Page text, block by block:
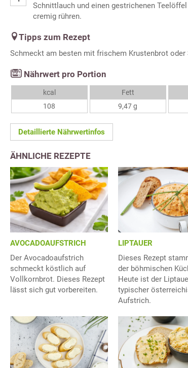
Schnittlauch und einen gestrichenen
cremig rühren.
Tipps zum Rezept
Schmeckt am besten mit frischem Krustenbrot
Nährwert pro Portion
kcal
108
Fett
9,47 g
Detaillierte Nährwertinfos
ÄHNLICHE REZEPTE
AVOCADOAUFSTRICH
Der Avocadoaufstrich
schmeckt köstlich auf
Vollkornbrot. Dieses Rezept
lässt sich gut vorbereiten.
LIPTAUER
Dieses Rezept
der böhmischen
Heute ist der
typischer
Aufstrich.